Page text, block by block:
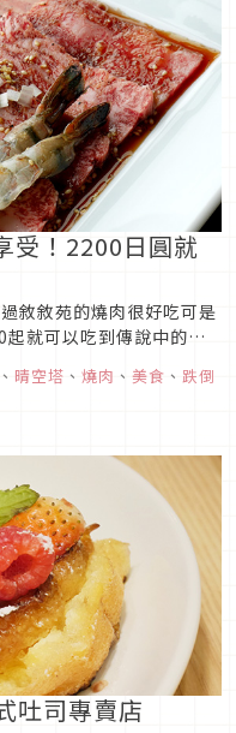
受！2200日圓就
敘敘苑的燒肉很好吃可是
就可以吃到傳說中的敘
、 晴空塔 、 燒肉 、 美食 、 跌倒
吐司專賣店